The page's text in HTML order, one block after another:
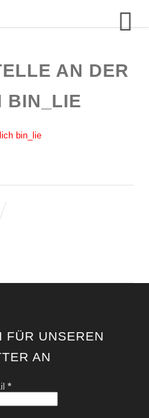
AN DER
BIN_LIE
FÜR UNSEREN
AN
*